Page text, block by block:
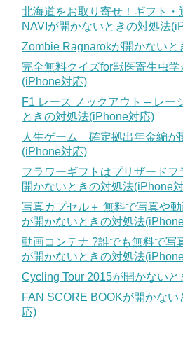
北海道をお取り寄せ！ギフト
NAVIが開かないときの対処法
Zombie Ragnarokが開かない
完全無料クイズfor獣医寄生虫
(iPhone対応)
F1 レース ノックアウト – レー
ときの対処法(iPhone対応)
人生ゲーム 確定拠出年金編が
(iPhone対応)
フラワーギフトはプリザード
開かないときの対処法(iPhone
写真カプセル＋ 無料で写真や
が開かないときの対処法
動画コンテナ ?誰でも無料で写
が開かないときの対処法
Cycling Tour 2015が開かない
FAN SCORE BOOKが開かな
応)